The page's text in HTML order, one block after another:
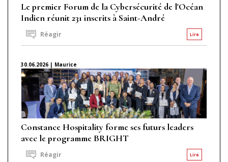
Le premier Forum de la Cybersécurité de l'Océan
Indien réunit 231 inscrits à Saint-André
Lire
Réagir
30.06.2026 | Maurice
Constance Hospitality forme ses futurs leaders
avec le programme BRIGHT
Lire
Réagir